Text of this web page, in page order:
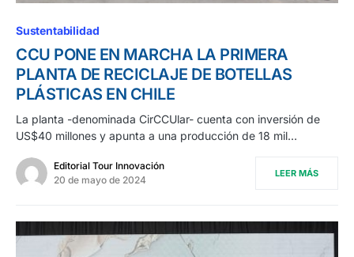
Sustentabilidad
CCU PONE EN MARCHA LA PRIMERA
PLANTA DE RECICLAJE DE BOTELLAS
PLÁSTICAS EN CHILE
La planta -denominada CirCCUlar- cuenta con inversión de
US$40 millones y apunta a una producción de 18 mil…
Editorial Tour Innovación
20 de mayo de 2024
LEER MÁS